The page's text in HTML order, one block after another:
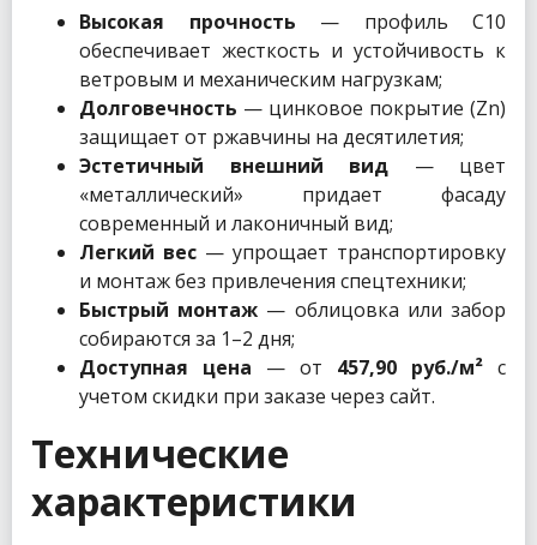
Высокая прочность — профиль С10
обеспечивает жесткость и устойчивость к
ветровым и механическим нагрузкам;
Долговечность — цинковое покрытие (Zn)
защищает от ржавчины на десятилетия;
Эстетичный внешний вид — цвет
«металлический» придает фасаду
современный и лаконичный вид;
Легкий вес — упрощает транспортировку
и монтаж без привлечения спецтехники;
Быстрый монтаж — облицовка или забор
собираются за 1–2 дня;
Доступная цена — от 457,90 руб./м² с
учетом скидки при заказе через сайт.
Технические
характеристики